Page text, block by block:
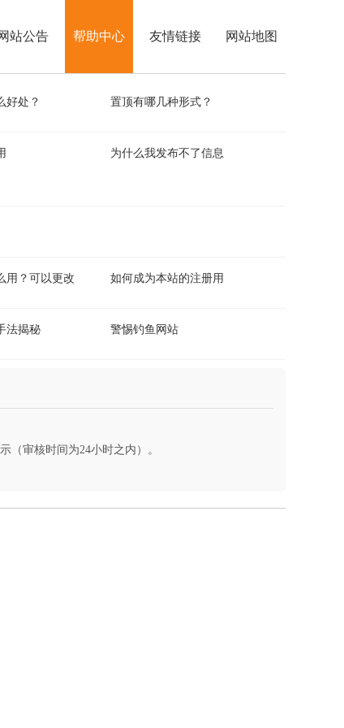
站公告 帮助中心 友情链接 网站地图
好处？ 置顶有哪几种形式？
为什么我发布不了信息
用？可以更改 如何成为本站的注册用
法揭秘 警惕钓鱼网站
（审核时间为24小时之内）。